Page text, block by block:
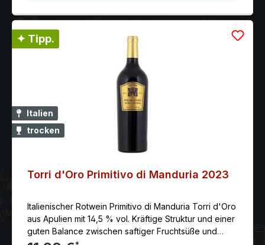
✦ Tipp.
Italien
trocken
Torri d'Oro Primitivo di Manduria 2023
Italienischer Rotwein Primitivo di Manduria Torri d'Oro
aus Apulien mit 14,5 % vol. Kräftige Struktur und einer
guten Balance zwischen saftiger Fruchtsüße und